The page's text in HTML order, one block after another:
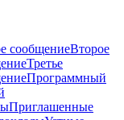
сообщениеВторое
Третье
Программный
Приглашенные